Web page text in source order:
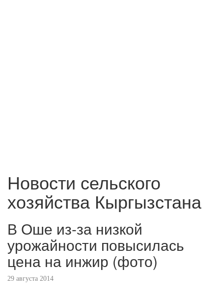
Новости сельского
хозяйства Кыргызстана
В Оше из-за низкой
урожайности повысилась
цена на инжир (фото)
29 августа 2014